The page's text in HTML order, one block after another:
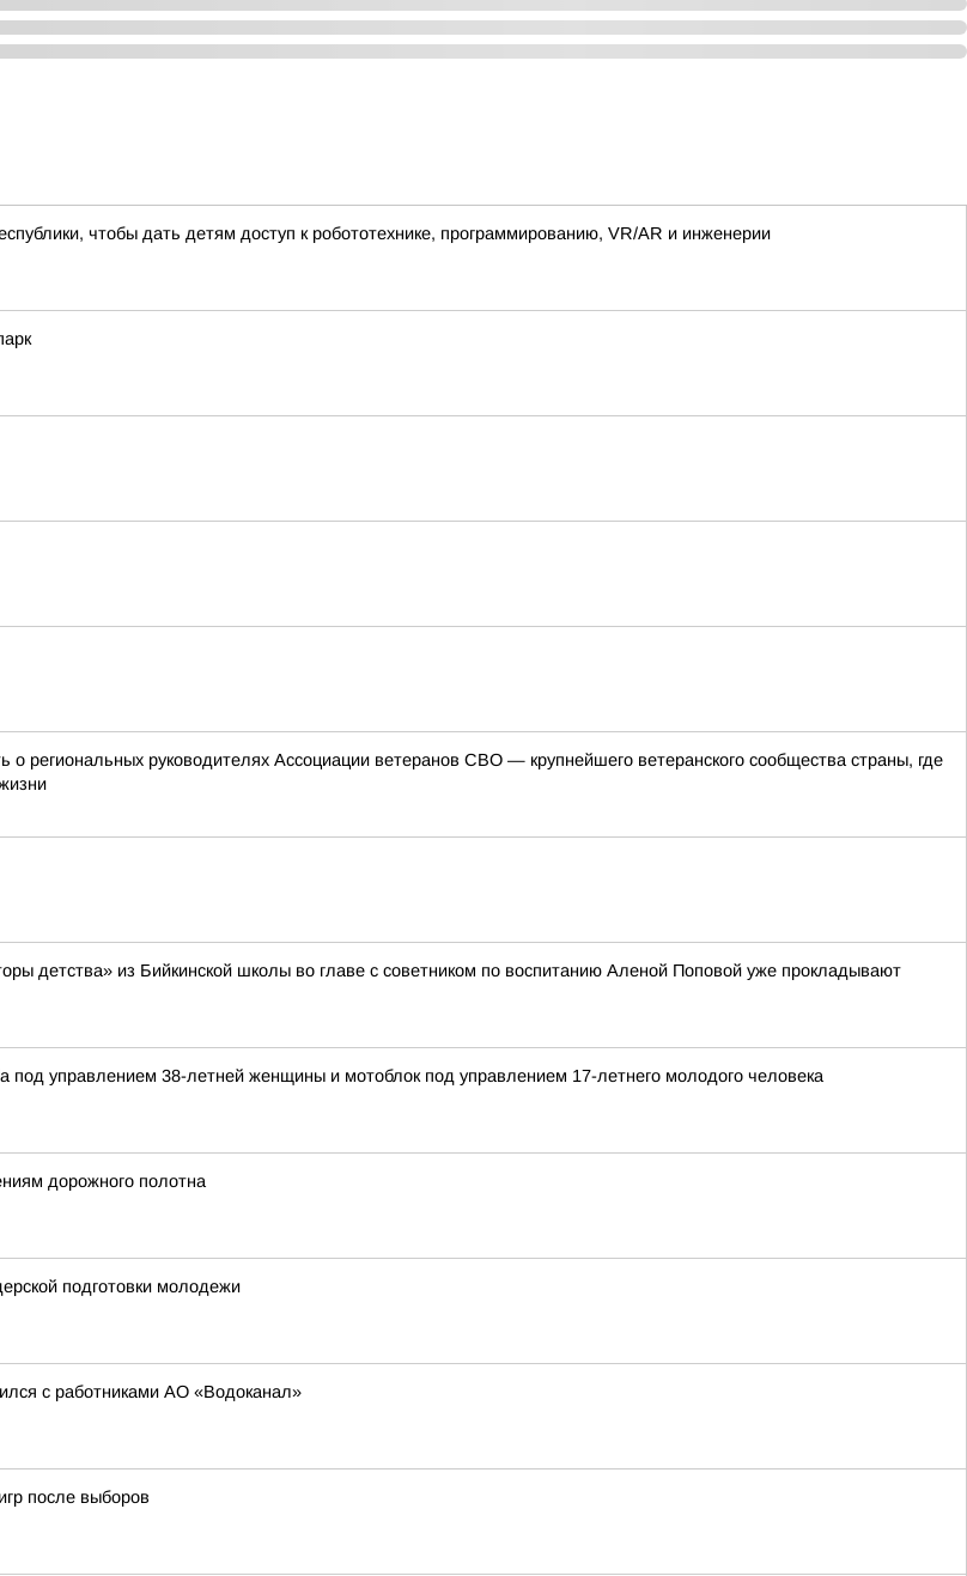
чтобы дать детям доступ к робототехнике, программированию, VR/AR и инженерии
руководителях Ассоциации ветеранов СВО — крупнейшего ветеранского сообщества страны, где
детства» из Бийкинской школы во главе с советником по воспитанию Аленой Поповой уже прокладывают
под управлением 38-летней женщины и мотоблок под управлением 17-летнего молодого человека
дорожного полотна
подготовки молодежи
с работниками АО «Водоканал»
после выборов